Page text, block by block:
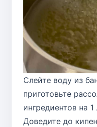
Слейте воду из
приготовьте
ингредиентов на
Доведите до